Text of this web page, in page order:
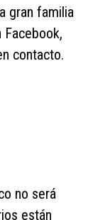
gran familia
Facebook,
contacto.
no será
están